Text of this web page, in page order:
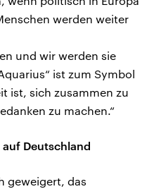
werden weiter
und wir werden sie
ist zum Symbol
ist, sich zusammen zu
zu machen.“
Deutschland
geweigert, das